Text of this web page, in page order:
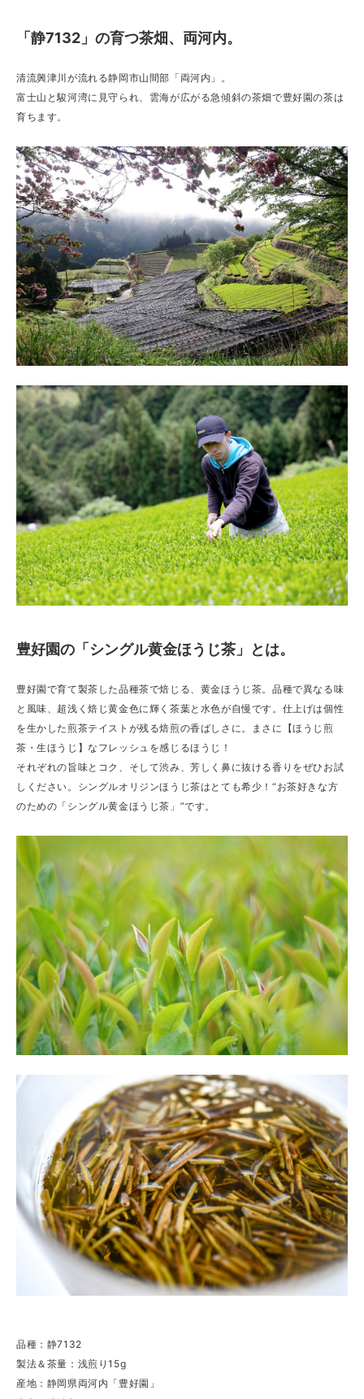
「静7132」の育つ茶畑、両河内。
清流興津川が流れる静岡市山間部「両河内」。
富士山と駿河湾に見守られ、雲海が広がる急傾斜の茶畑で豊好園の茶は
育ちます。
豊好園の「シングル黄金ほうじ茶」とは。
豊好園で育て製茶した品種茶で焙じる、黄金ほうじ茶。品種で異なる味
と風味、超浅く焙じ黄金色に輝く茶葉と水色が自慢です。仕上げは個性
を生かした煎茶テイストが残る焙煎の香ばしさに。まさに【ほうじ煎
茶・生ほうじ】なフレッシュを感じるほうじ！
それぞれの旨味とコク、そして渋み、芳しく鼻に抜ける香りをぜひお試
しください。シングルオリジンほうじ茶はとても希少！“お茶好きな方
のための「シングル黄金ほうじ茶」”です。
品種：静7132
製法＆茶量：浅煎り15g
産地：静岡県両河内「豊好園」